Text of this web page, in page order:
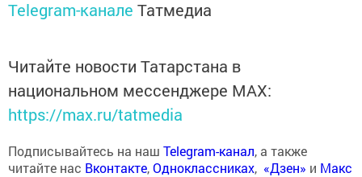
Telegram-канале Татмедиа
Читайте новости Татарстана в
национальном мессенджере MАХ:
https://max.ru/tatmedia
Подписывайтесь на наш Telegram-канал, а также
читайте нас Вконтакте,Одноклассниках, «Дзен» и Макс